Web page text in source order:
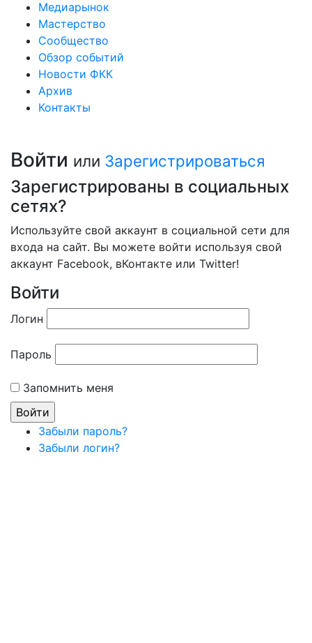
Медиарынок
Мастерство
Сообщество
Обзор событий
Новости ФКК
Архив
Контакты
Войти или Зарегистрироваться
Зарегистрированы в социальных
сетях?
Используйте свой аккаунт в социальной сети для
входа на сайт. Вы можете войти используя свой
аккаунт Facebook, вКонтакте или Twitter!
Войти
Логин
Пароль
Запомнить меня
Забыли пароль?
Забыли логин?